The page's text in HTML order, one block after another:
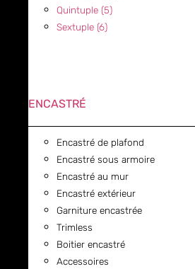
Quintuple (5)
Sextuple (6)
ENCASTRÉ
Encastré de plafond
Encastré sous armoire
Encastré au mur
Encastré extérieur
Garniture encastrée
Trimless
Boitier encastré
Accessoires